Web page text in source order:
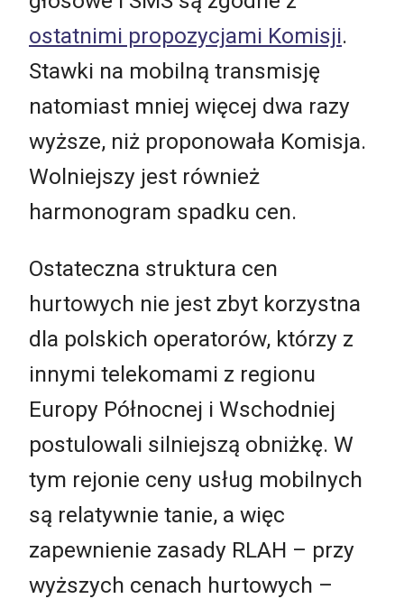
ostatnimi propozycjami Komisji.
Stawki na mobilną transmisję
natomiast mniej więcej dwa razy
wyższe, niż proponowała Komisja.
Wolniejszy jest również
harmonogram spadku cen.
Ostateczna struktura cen
hurtowych nie jest zbyt korzystna
dla polskich operatorów, którzy z
innymi telekomami z regionu
Europy Północnej i Wschodniej
postulowali silniejszą obniżkę. W
tym rejonie ceny usług mobilnych
są relatywnie tanie, a więc
zapewnienie zasady RLAH – przy
wyższych cenach hurtowych –